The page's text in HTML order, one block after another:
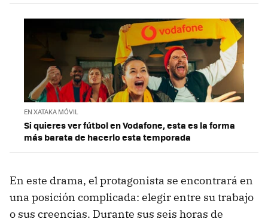
EN XATAKA MÓVIL
Si quieres ver fútbol en Vodafone, esta es la forma
más barata de hacerlo esta temporada
En este drama, el protagonista se encontrará en
una posición complicada: elegir entre su trabajo
o sus creencias. Durante sus seis horas de